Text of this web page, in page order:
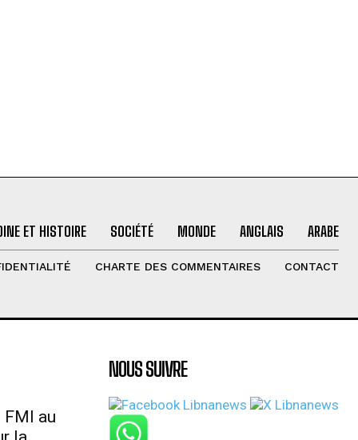
ET HISTOIRE SOCIÉTÉ MONDE ANGLAIS ARABE
CHARTE DES COMMENTAIRES CONTACT
au
NOUS SUIVRE